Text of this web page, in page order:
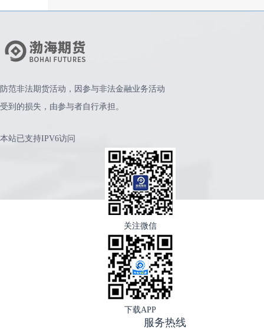
防范非法期货活动，因参与非法金融业务活动
受到的损失，由参与者自行承担。
本站已支持IPV6访问
关注微信
下载APP
服务热线